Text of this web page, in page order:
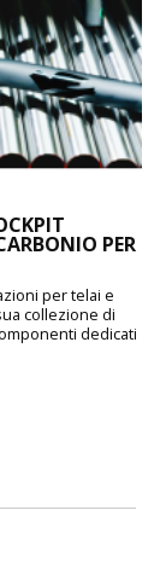
PER
per telai e
collezione di
dedicati